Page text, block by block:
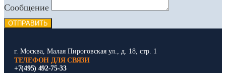
Сообщение
ОТПРАВИТЬ
г. Москва, Малая Пироговская ул., д. 18, стр. 1
ТЕЛЕФОН ДЛЯ СВЯЗИ
+7(495) 492-75-33